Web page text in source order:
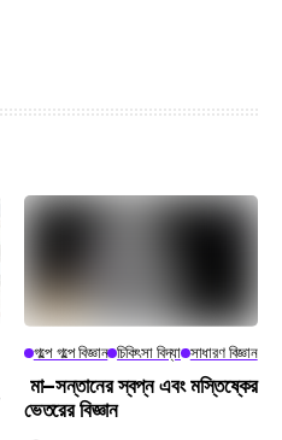
গল্পে গল্পে বিজ্ঞান চিকিৎসা বিদ্যা সাধারণ বিজ্ঞান
মা–সন্তানের স্বপ্ন এবং মস্তিষ্কের
ভেতরের বিজ্ঞান